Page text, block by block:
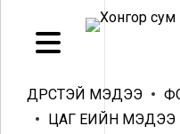
ДҮРСТЭЙ МЭДЭЭ
ЦАГ ҮЕИЙН МЭДЭЭ